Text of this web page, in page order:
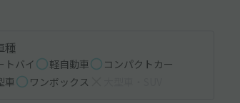
種
トバイ 軽自動車
コンパクトカー
車
ワンボックス